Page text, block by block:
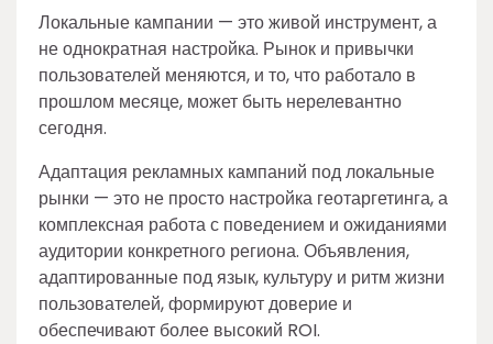
Локальные кампании — это живой инструмент, а
не однократная настройка. Рынок и привычки
пользователей меняются, и то, что работало в
прошлом месяце, может быть нерелевантно
сегодня.
Адаптация рекламных кампаний под локальные
рынки — это не просто настройка геотаргетинга, а
комплексная работа с поведением и ожиданиями
аудитории конкретного региона. Объявления,
адаптированные под язык, культуру и ритм жизни
пользователей, формируют доверие и
обеспечивают более высокий ROI.